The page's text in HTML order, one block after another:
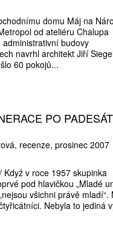
domu Máj na
od ateliéru Chalupa
budovy
navrhl architekt Jiří
60 pokojů...
PO
recenze prosinec 2007
v roce 1957 skupinka
pod hlavičkou „Mladé
všichni právě mladí“.
Nebyla to jediná